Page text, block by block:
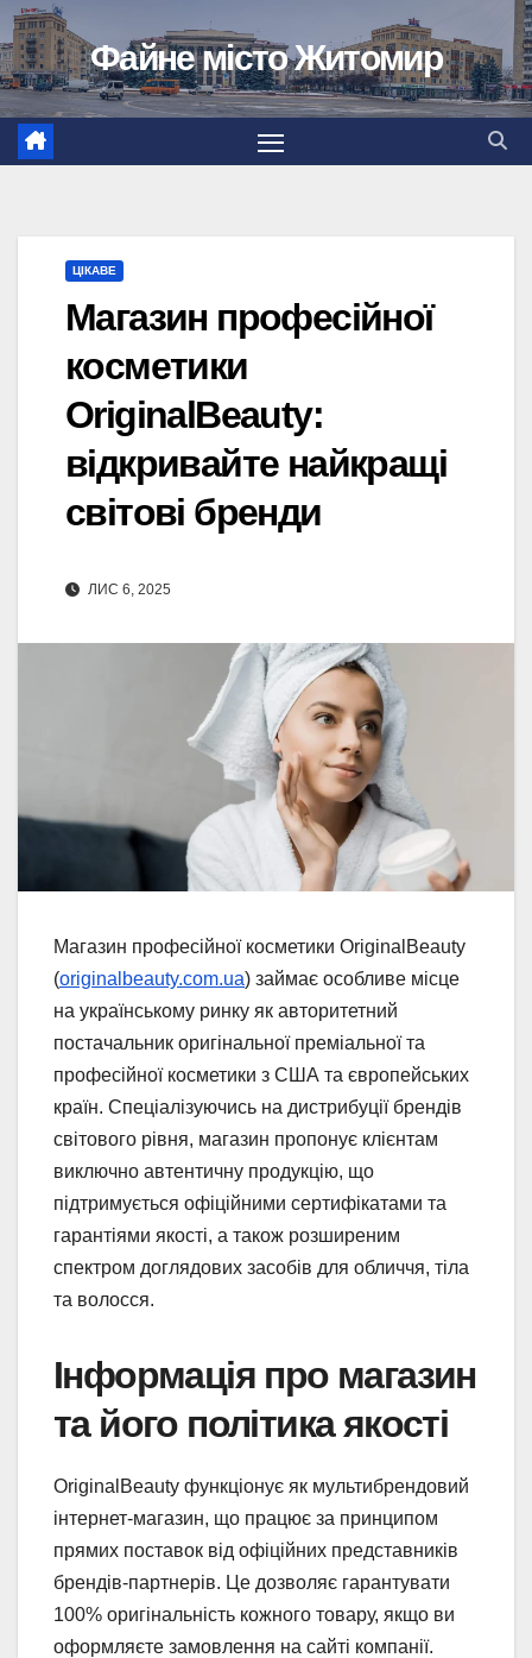
Перейти
до
вмісту
Файне місто Житомир
ЦІКАВЕ
Магазин професійної
косметики
OriginalBeauty:
відкривайте найкращі
світові бренди
ЛИС 6, 2025
Магазин професійної косметики OriginalBeauty
(originalbeauty.com.ua) займає особливе місце
на українському ринку як авторитетний
постачальник оригінальної преміальної та
професійної косметики з США та європейських
країн. Спеціалізуючись на дистрибуції брендів
світового рівня, магазин пропонує клієнтам
виключно автентичну продукцію, що
підтримується офіційними сертифікатами та
гарантіями якості, а також розширеним
спектром доглядових засобів для обличчя, тіла
та волосся.
Інформація про магазин
та його політика якості
OriginalBeauty функціонує як мультибрендовий
інтернет-магазин, що працює за принципом
прямих поставок від офіційних представників
брендів-партнерів. Це дозволяє гарантувати
100% оригінальність кожного товару, якщо ви
оформляєте замовлення на сайті компанії.